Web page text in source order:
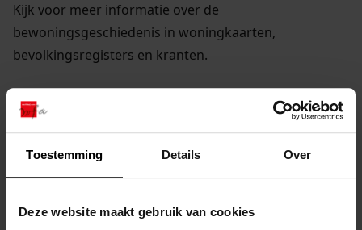
Toestemming Details Over
Deze website maakt gebruik van cookies
Kijk voor meer informatie over de
bewoningsgeschiedenis in woningkaarten,
bevolkingsregisters en kranten.
collectie 2338: bouwen in hoorn